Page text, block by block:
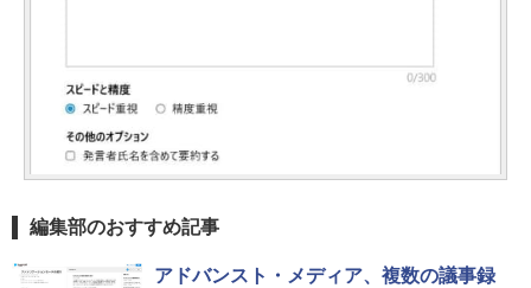
編集部のおすすめ記事
アドバンスト・メディア、複数の議事録